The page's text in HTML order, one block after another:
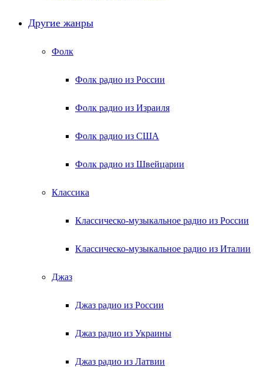
Другие жанры
Фолк
Фолк радио из России
Фолк радио из Израиля
Фолк радио из США
Фолк радио из Швейцарии
Классика
Классическо-музыкальное радио из России
Классическо-музыкальное радио из Италии
Джаз
Джаз радио из России
Джаз радио из Украины
Джаз радио из Латвии